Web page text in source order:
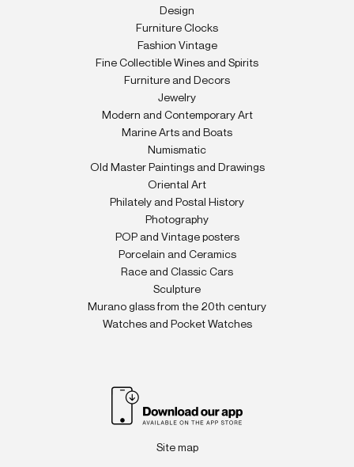
Design
Furniture Clocks
Fashion Vintage
Fine Collectible Wines and Spirits
Furniture and Decors
Jewelry
Modern and Contemporary Art
Marine Arts and Boats
Numismatic
Old Master Paintings and Drawings
Oriental Art
Philately and Postal History
Photography
POP and Vintage posters
Porcelain and Ceramics
Race and Classic Cars
Sculpture
Murano glass from the 20th century
Watches and Pocket Watches
Site map